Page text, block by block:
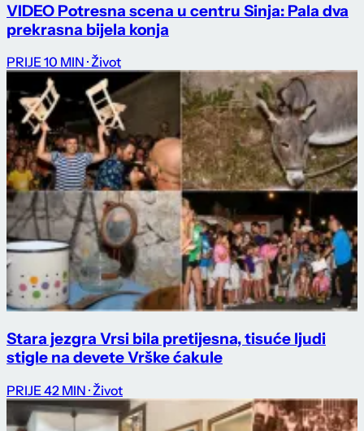
VIDEO Potresna scena u centru Sinja: Pala dva
prekrasna bijela konja
PRIJE 10 MIN · Život
Stara jezgra Vrsi bila pretijesna, tisuće ljudi
stigle na devete Vrške ćakule
PRIJE 42 MIN · Život